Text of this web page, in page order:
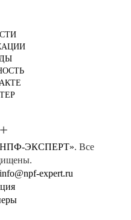
ЭКСПЕРТ». Все
info@npf-expert.ru